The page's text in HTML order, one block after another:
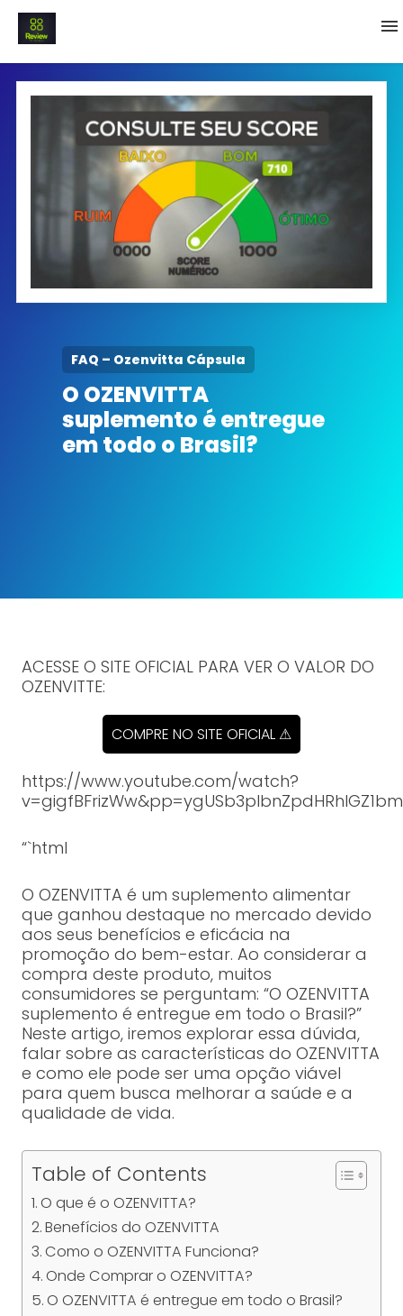
INICIO
Termo e Condições
Política Privacidade
SOBRE NÓS
FAQ – Ozenvitta Cápsula
O OZENVITTA
suplemento é entregue
em todo o Brasil?
ACESSE O SITE OFICIAL PARA VER O VALOR DO
OZENVITTE:
COMPRE NO SITE OFICIAL ⚠
https://www.youtube.com/watch?
“`html
O OZENVITTA é um suplemento alimentar
que ganhou destaque no mercado devido
aos seus benefícios e eficácia na
promoção do bem-estar. Ao considerar a
compra deste produto, muitos
consumidores se perguntam: “O OZENVITTA
suplemento é entregue em todo o Brasil?”
Neste artigo, iremos explorar essa dúvida,
falar sobre as características do OZENVITTA
e como ele pode ser uma opção viável
para quem busca melhorar a saúde e a
qualidade de vida.
Table of Contents
O que é o OZENVITTA?
Benefícios do OZENVITTA
Como o OZENVITTA Funciona?
Onde Comprar o OZENVITTA?
O OZENVITTA é entregue em todo o Brasil?